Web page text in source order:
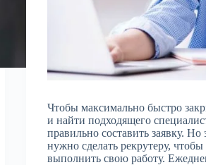
Чтобы максимально быстро
и найти подходящего
правильно составить заявку. Но
нужно сделать рекрутеру,
выполнить свою работу.